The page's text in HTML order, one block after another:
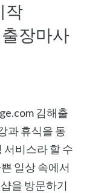
작
장마사
김해출
과 휴식을 동
서비스라 할 수
일상 속에서
을 방문하기